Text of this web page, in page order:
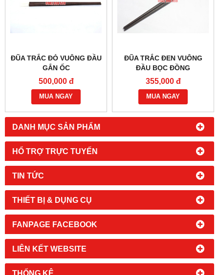
DANH MỤC SẢN PHẨM
HỔ TRỢ TRỰC TUYẾN
TIN TỨC
THIẾT BỊ & DỤNG CỤ
FANPAGE FACEBOOK
LIÊN KẾT WEBSITE
THỐNG KÊ
ĐŨA TRẮC ĐỎ VUÔNG ĐẦU
GẮN ỐC
500,000 đ
MUA NGAY
ĐŨA TRẮC ĐEN VUÔNG
ĐẦU BỌC ĐỒNG
355,000 đ
MUA NGAY